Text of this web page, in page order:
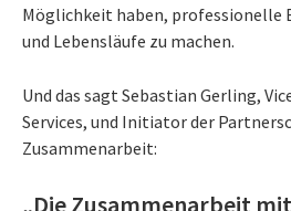
Möglichkeit haben, professionelle
und Lebensläufe zu machen.
Und das sagt Sebastian Gerling,
Services, und Initiator der
Zusammenarbeit:
„Die Zusammenarbeit